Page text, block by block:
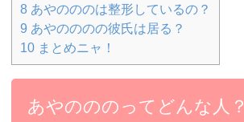
8 あやのののは整形しているの？
9 あやのののの彼氏は居る？
10 まとめニャ！
あやのののってどんな人？